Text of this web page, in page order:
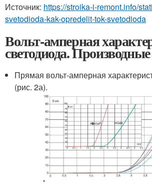
Источник: https://stroika-i-remont.info/
svetodioda-kak-opredelit-tok-svetodioda
Вольт-амперная
светодиода.
Прямая вольт-амперная
(рис. 2а).